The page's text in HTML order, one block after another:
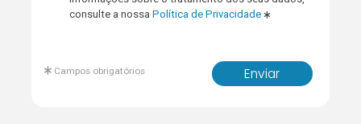
consulte a nossaPolítica de Privacidade
Enviar
Campos obrigatórios